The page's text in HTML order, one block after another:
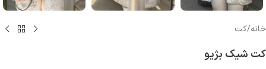
خانه/کت
کت شیک بژیو